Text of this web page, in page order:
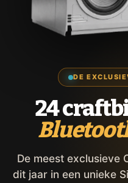
DE
24
De meest exclusieve
dit jaar in een unieke